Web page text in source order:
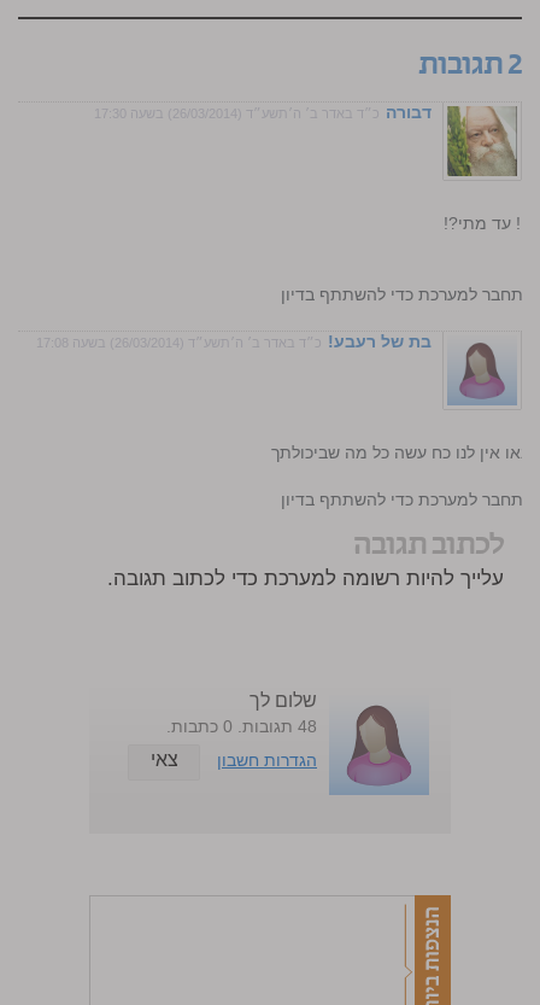
2 תגובות
דבורה כ״ד באדר ב׳ ה׳תשע״ד (26/03/2014) בשעה 17:30
עד מתי?!
התחבר למערכת כדי להשתתף בדיון
בת של רעבע! כ״ד באדר ב׳ ה׳תשע״ד (26/03/2014) בשעה 17:08
נאו אין לנו כח עשה כל מה שביכולתך
התחבר למערכת כדי להשתתף בדיון
לכתוב תגובה
עלייך להיות רשומה למערכת כדי לכתוב תגובה.
שלום לך
48 תגובות. 0 כתבות.
הגדרות חשבון
צאי